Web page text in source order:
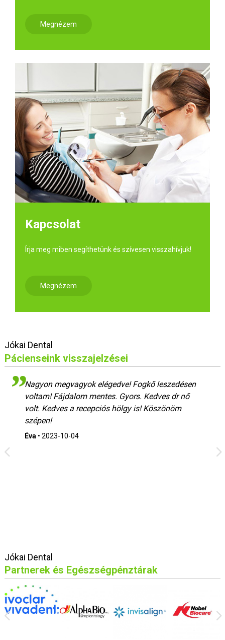
Megnézem
Kapcsolat
Írja meg miben segíthetünk és szívesen visszahívjuk!
Megnézem
Jókai Dental
Pácienseink visszajelzései
Nagyon megvagyok elégedve! Fogkő leszedésen
voltam! Fájdalom mentes. Gyors. Kedves dr nő
volt. Kedves a recepciós hölgy is! Köszönöm
szépen!
Éva • 2023-10-04
Jókai Dental
Partnerek és Egészségpénztárak